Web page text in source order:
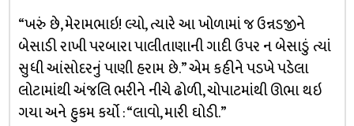
“ખરું છે, મેરામભાઇ! લ્યો, ત્યારે આ ખોળામાં જ ઉન્નડજીને
બેસાડી રાખી પરબારા પાલીતાણાની ગાદી ઉપર ન બેસાડું ત્યાં
સુધી આંસોદરનું પાણી હરામ છે.” એમ કહીને પડખે પડેલા
લોટામાંથી અંજલિ ભરીને નીચે ઢોળી, ચોપાટમાંથી ઊભા થઇ
ગયા અને હુકમ કર્યો : “લાવો, મારી ઘોડી.”